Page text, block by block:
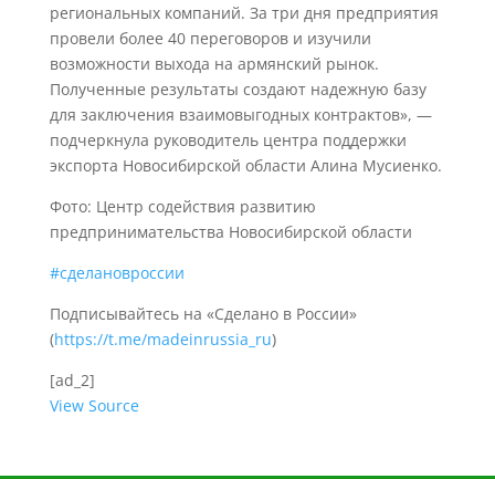
региональных компаний. За три дня предприятия
провели более 40 переговоров и изучили
возможности выхода на армянский рынок.
Полученные результаты создают надежную базу
для заключения взаимовыгодных контрактов», —
подчеркнула руководитель центра поддержки
экспорта Новосибирской области Алина Мусиенко.
Фото: Центр содействия развитию
предпринимательства Новосибирской области
#сделановроссии
Подписывайтесь на «Сделано в России»
(https://t.me/madeinrussia_ru)
[ad_2]
View Source